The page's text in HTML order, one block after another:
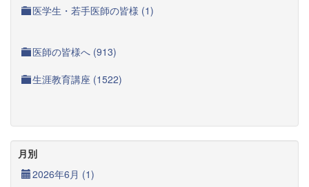
医学生・若手医師の皆様 (1)
医師の皆様へ (913)
生涯教育講座 (1522)
月別
2026年6月 (1)